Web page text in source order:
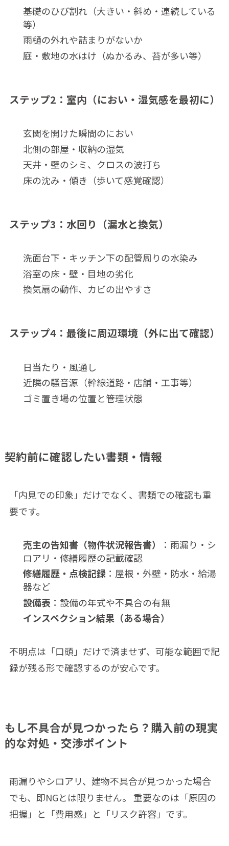
基礎のひび割れ（大きい・斜め・連続している
等）
雨樋の外れや詰まりがないか
庭・敷地の水はけ（ぬかるみ、苔が多い等）
ステップ2：室内（におい・湿気感を最初に）
玄関を開けた瞬間のにおい
北側の部屋・収納の湿気
天井・壁のシミ、クロスの波打ち
床の沈み・傾き（歩いて感覚確認）
ステップ3：水回り（漏水と換気）
洗面台下・キッチン下の配管周りの水染み
浴室の床・壁・目地の劣化
換気扇の動作、カビの出やすさ
ステップ4：最後に周辺環境（外に出て確認）
日当たり・風通し
近隣の騒音源（幹線道路・店舗・工事等）
ゴミ置き場の位置と管理状態
契約前に確認したい書類・情報
「内見での印象」だけでなく、書類での確認も重
要です。
売主の告知書（物件状況報告書）
：雨漏り・シ
ロアリ・修繕履歴の記載確認
修繕履歴・点検記録：屋根・外壁・防水・給湯
器など
設備表 ：設備の年式や不具合の有無
インスペクション結果（ある場合）
不明点は「口頭」だけで済ませず、可能な範囲で記
録が残る形で確認するのが安心です。
もし不具合が見つかったら？購入前の現実
的な対処・交渉ポイント
雨漏りやシロアリ、建物不具合が見つかった場合
でも、即NGとは限りません。 重要なのは「原因の
把握」と「費用感」と「リスク許容」です。